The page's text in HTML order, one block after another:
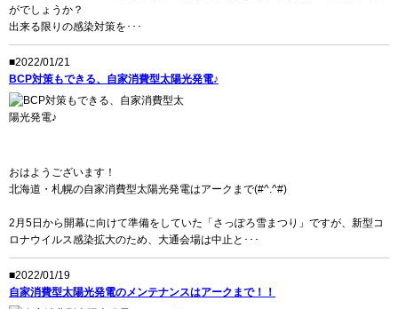
がでしょうか？
出来る限りの感染対策を･･･
■2022/01/21
BCP対策もできる、自家消費型太陽光発電♪
おはようございます！
北海道・札幌の自家消費型太陽光発電はアークまで(#^.^#)
2月5日から開幕に向けて準備をしていた「さっぽろ雪まつり」ですが、新型コ
ロナウイルス感染拡大のため、大通会場は中止と･･･
■2022/01/19
自家消費型太陽光発電のメンテナンスはアークまで！！